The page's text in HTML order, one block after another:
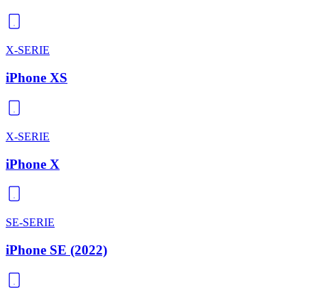
X-SERIE
iPhone XS
X-SERIE
iPhone X
SE-SERIE
iPhone SE (2022)